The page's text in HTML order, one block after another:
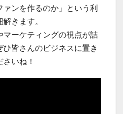
ァンを作るのか」という利
きます。
マーケティングの視点が詰
ひ皆さんのビジネスに置き
いね！